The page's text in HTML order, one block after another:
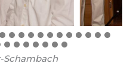
Schambach